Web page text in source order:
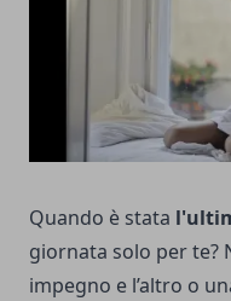
Quando è stata
giornata solo per te?
impegno e l’altro o